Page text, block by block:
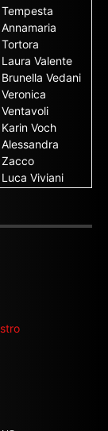
Tempesta
Annamaria
Tortora
Laura Valente
Brunella Vedani
Veronica
Ventavoli
Karin Voch
Alessandra
Zacco
Luca Viviani